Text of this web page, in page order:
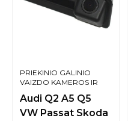
PRIEKINIO GALINIO
VAIZDO KAMEROS IR
Audi Q2 A5 Q5
VW Passat Skoda